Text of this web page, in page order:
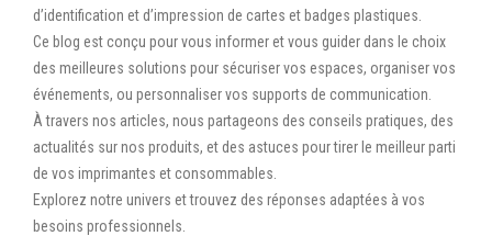
TOUR DE COU
BRACELET 
RFID
LECTEUR 
ÉCORESPONSABLE
d’identification et d’impression de cartes et badges plastiques.
Ce blog est conçu pour vous informer et vous guider dans le choix
des meilleures solutions pour sécuriser vos espaces, organiser vos
événements, ou personnaliser vos supports de communication.
À travers nos articles, nous partageons des conseils pratiques, des
actualités sur nos produits, et des astuces pour tirer le meilleur parti
de vos imprimantes et consommables.
Explorez notre univers et trouvez des réponses adaptées à vos
besoins professionnels.